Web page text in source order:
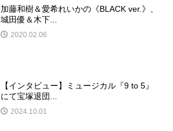
加藤和樹＆愛希れいかの《BLACK ver.》、
城田優＆木下...
2020.02.06
【インタビュー】ミュージカル『9 to 5』
にて宝塚退団...
2024.10.01